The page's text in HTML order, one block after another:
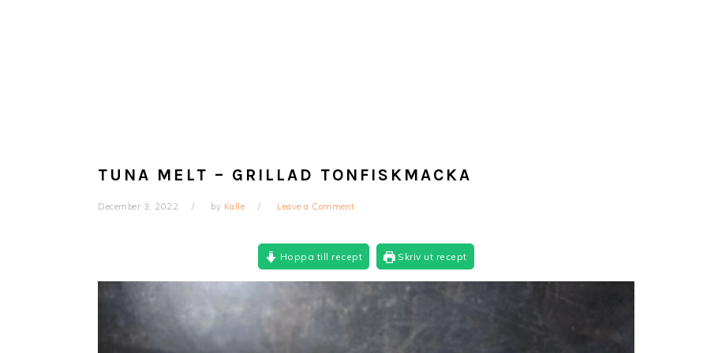
TUNA MELT – GRILLAD TONFISKMACKA
December 3, 2022 by Kalle Leave a Comment
Hoppa till recept Skriv ut recept